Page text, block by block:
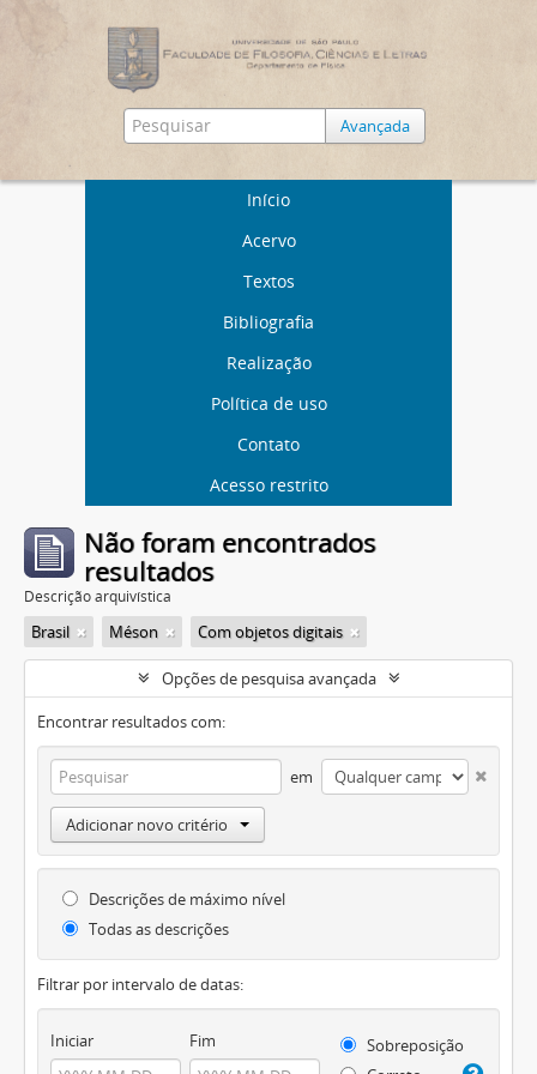
Avançada
Início
Acervo
Textos
Bibliografia
Realização
Política de uso
Contato
Acesso restrito
Não foram encontrados
resultados
Descrição arquivística
Brasil Méson Com objetos digitais
Opções de pesquisa avançada
Encontrar resultados com:
em
Adicionar novo critério
Descrições de máximo nível
Todas as descrições
Filtrar por intervalo de datas:
Iniciar Fim
Sobreposição